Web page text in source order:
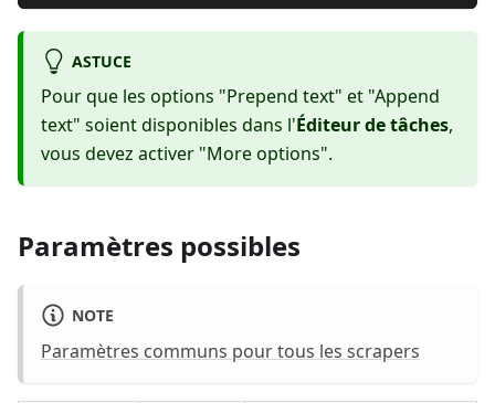
ASTUCE
Pour que les options "Prepend text" et "Append
text" soient disponibles dans l'Éditeur de tâches,
vous devez activer "More options".
Paramètres possibles
NOTE
Paramètres communs pour tous les scrapers